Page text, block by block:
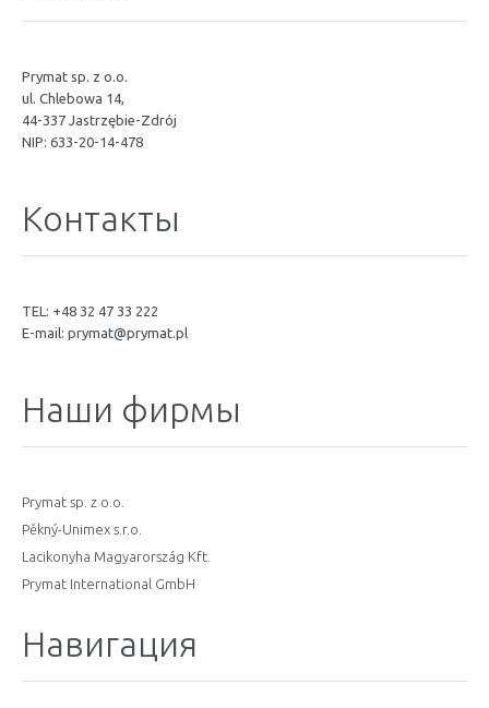
Prymat sp. z o.o.
ul. Chlebowa 14,
44-337 Jastrzębie-Zdrój
NIP: 633-20-14-478
Контакты
TEL: +48 32 47 33 222
E-mail: prymat@prymat.pl
Наши фирмы
Prymat sp. z o.o.
Pěkný-Unimex s.r.o.
Lacikonyha Magyarország Kft.
Prymat International GmbH
Навигация